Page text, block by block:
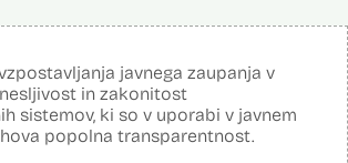
javnega zaupanja v
in zakonitost
sistemov, ki so v uporabi v javnem
popolna transparentnost.